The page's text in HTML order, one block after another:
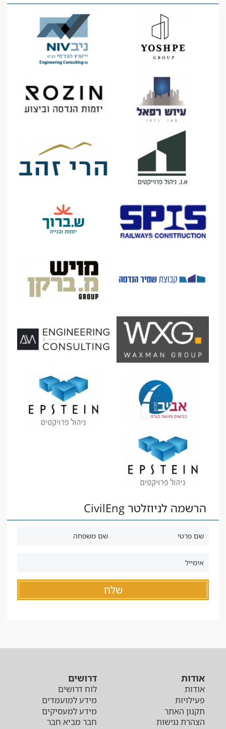
הרשמה לניוזלטר CivilEng
אודות
אודות
פעילויות
תקנון האתר
הצהרת נגישות
דרושים
לוח דרושים
מידע למועמדים
מידע למעסיקים
חבר מביא חבר